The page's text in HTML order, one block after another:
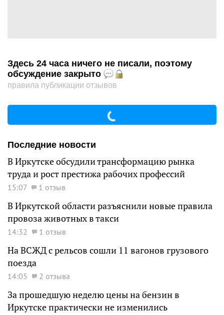
Здесь 24 часа ничего не писали, поэтому
обсуждение закрыто
правила публикации отзывов
Последние новости
В Иркутске обсудили трансформацию рынка
труда и рост престижа рабочих профессий
15:07 1 отзыв
В Иркутской области разъяснили новые правила
провоза животных в такси
14:32 1 отзыв
На ВСЖД с рельсов сошли 11 вагонов грузового
поезда
14:05 2 отзыва
За прошедшую неделю цены на бензин в
Иркутске практически не изменились